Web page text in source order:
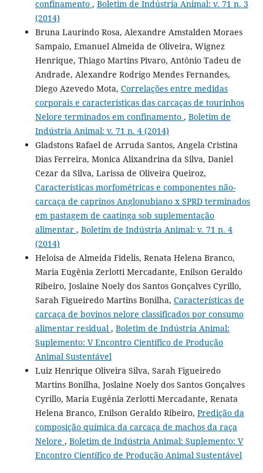
confinamento , Boletim de Indústria Animal: v. 71 n. 3
(2014)
Bruna Laurindo Rosa, Alexandre Amstalden Moraes
Sampaio, Emanuel Almeida de Oliveira, Wignez
Henrique, Thiago Martins Pivaro, Antônio Tadeu de
Andrade, Alexandre Rodrigo Mendes Fernandes,
Diego Azevedo Mota, Correlações entre medidas
corporais e caracteristicas das carcaças de tourinhos
Nelore terminados em confinamento , Boletim de
Indústria Animal: v. 71 n. 4 (2014)
Gladstons Rafael de Arruda Santos, Angela Cristina
Dias Ferreira, Monica Alixandrina da Silva, Daniel
Cezar da Silva, Larissa de Oliveira Queiroz,
Características morfométricas e componentes não-
carcaça de caprinos Anglonubiano x SPRD terminados
em pastagem de caatinga sob suplementação
alimentar , Boletim de Indústria Animal: v. 71 n. 4
(2014)
Heloisa de Almeida Fidelis, Renata Helena Branco,
Maria Eugênia Zerlotti Mercadante, Enilson Geraldo
Ribeiro, Joslaine Noely dos Santos Gonçalves Cyrillo,
Sarah Figueiredo Martins Bonilha, Características de
carcaça de bovinos nelore classificados por consumo
alimentar residual , Boletim de Indústria Animal:
Suplemento: V Encontro Científico de Produção
Animal Sustentável
Luiz Henrique Oliveira Silva, Sarah Figueiredo
Martins Bonilha, Joslaine Noely dos Santos Gonçalves
Cyrillo, Maria Eugênia Zerlotti Mercadante, Renata
Helena Branco, Enilson Geraldo Ribeiro, Predição da
composição química da carcaça de machos da raça
Nelore , Boletim de Indústria Animal: Suplemento: V
Encontro Científico de Produção Animal Sustentável